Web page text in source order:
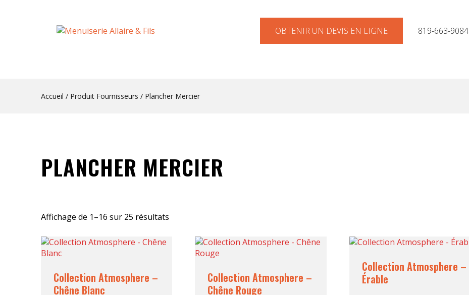
OBTENIR UN DEVIS EN LIGNE 819-663-9084
Accueil / Produit Fournisseurs / Plancher Mercier
PLANCHER MERCIER
Affichage de 1–16 sur 25 résultats
Collection Atmosphere –
Chêne Blanc
Collection Atmosphere –
Chêne Rouge
Collection Atmosphere –
Érable